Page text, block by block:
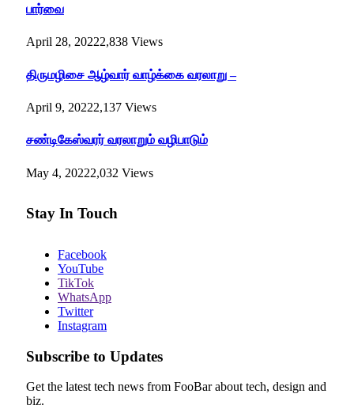
பார்வை
April 28, 20222,838 Views
திருமழிசை ஆழ்வார் வாழ்க்கை வரலாறு –
April 9, 20222,137 Views
சண்டிகேஸ்வரர் வரலாறும் வழிபாடும்
May 4, 20222,032 Views
Stay In Touch
Facebook
YouTube
TikTok
WhatsApp
Twitter
Instagram
Subscribe to Updates
Get the latest tech news from FooBar about tech, design and
biz.